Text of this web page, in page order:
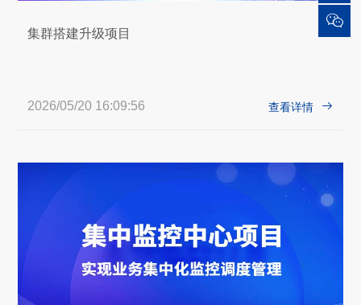

集群搭建升级项目
2026/05/20 16:09:56 查看详情 